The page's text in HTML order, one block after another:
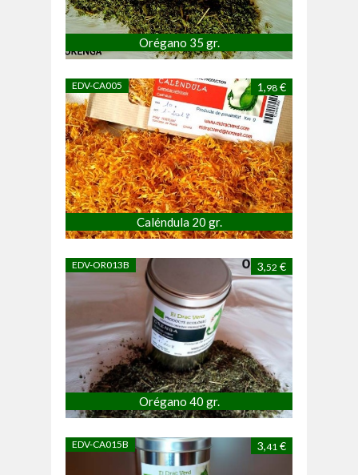
Orégano 35 gr.
EDV-CA005 1,98 €
Caléndula 20 gr.
EDV-OR013B 3,52 €
Orégano 40 gr.
EDV-CA015B 3,41 €